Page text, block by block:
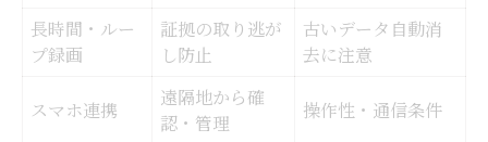
長時間・ルー
プ録画
証拠の取り逃が
し防止
古いデータ自動消
去に注意
スマホ連携
遠隔地から確
認・管理
操作性・通信条件